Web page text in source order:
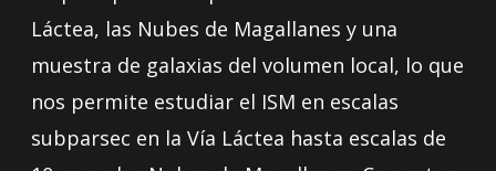
Láctea, las Nubes de Magallanes y una
muestra de galaxias del volumen local, lo que
nos permite estudiar el ISM en escalas
subparsec en la Vía Láctea hasta escalas de